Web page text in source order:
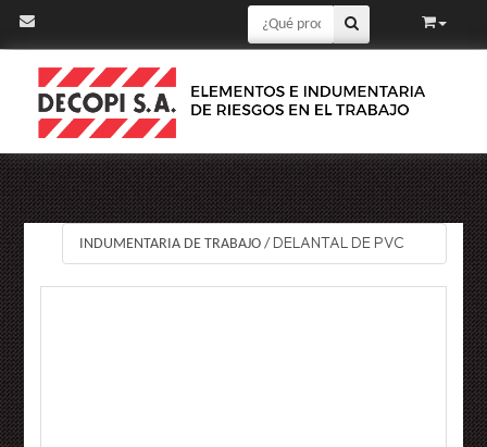
INDUMENTARIA DE TRABAJO / DELANTAL DE PVC